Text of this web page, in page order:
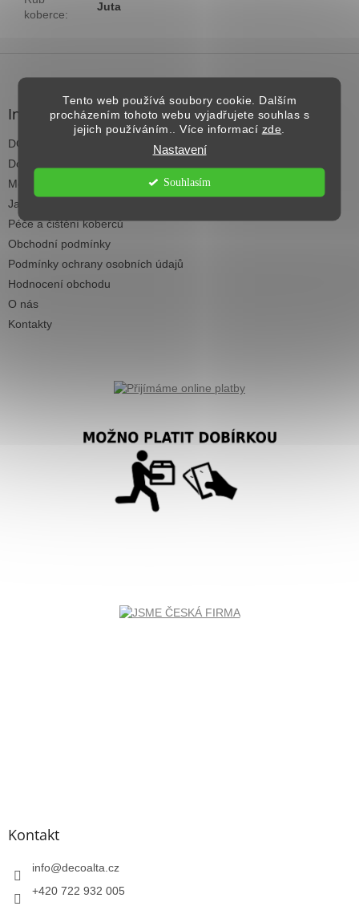
Tento web používá soubory cookie. Dalším
procházením tohoto webu vyjadřujete souhlas s
jejich používáním.. Více informací zde
Nastavení
Souhlasím
koberce:
Juta
Informace pro vás
DOPRAVA NAD 2.500,- KČ ZDARMA
Dodací termíny
Možnosti platby
Jak vybrat koberec do každé místnosti
Péče a čištění koberců
Obchodní podmínky
Podmínky ochrany osobních údajů
Hodnocení obchodu
O nás
Kontakty
Kontakt
info@decoalta.cz
+420 722 932 005